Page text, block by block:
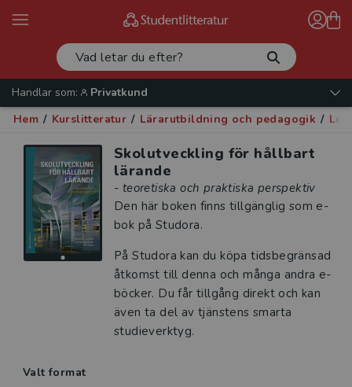
Handlar som:
Privatkund
Hem / Kurslitteratur / Lärarutbildning och pedagogik /
Skolutveckling för hållbart
lärande
- teoretiska och praktiska perspektiv
Den här boken finns tillgänglig som e-
bok på Studora.
På Studora kan du köpa tidsbegränsad
åtkomst till denna och många andra e-
böcker. Du får tillgång direkt och kan
även ta del av tjänstens smarta
studieverktyg.
Valt format